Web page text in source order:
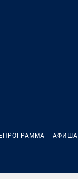
АФИША